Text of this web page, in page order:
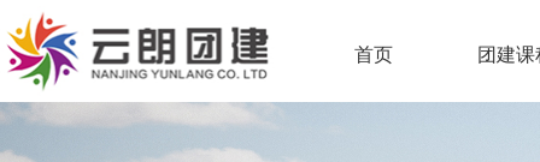
首页 团建